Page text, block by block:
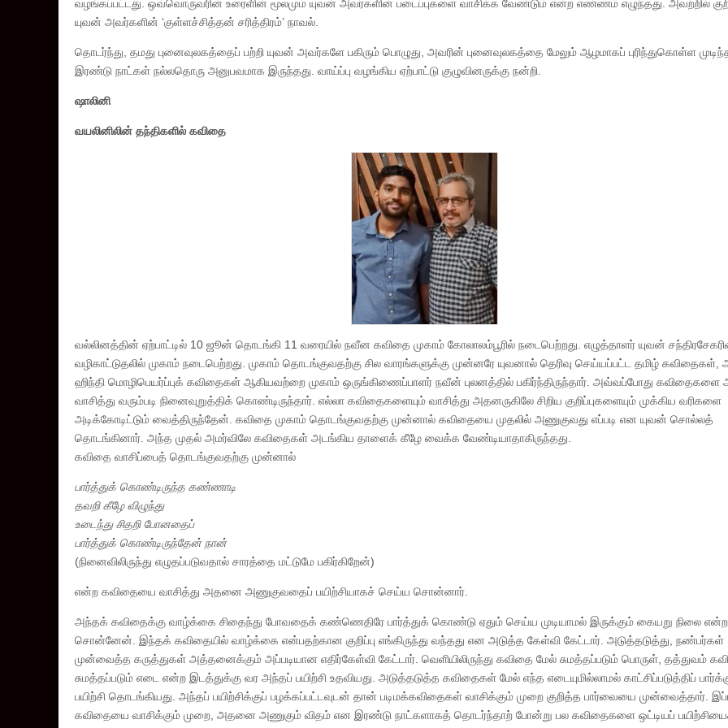
வழங்கப்பட்டது. ஒவ்வொருவரின் உரைளின் மூலமும் யுவன் அவர்களின் படைப்புகளை வாசிக்க வேண்டும் என்ற எண்ணம் எழுந்தது. அவற்றில்
யுவன் அவர்களின் ‘குள்ளச்சித்தன் சரித்திரம்’ நாவல்.
தொடர்ந்து, தமது புனைவுலகத்தைப் பற்றி யுவன் அவர்களே பகிரும் பொழுது, அவரின் புனைவுலகத்தை மேலும் ஆழமாகப் புரிந்துகொள்ள
இரண்டு நாட்கள் நல்லதொரு அனுபவமாக இருந்தது. வாய்ப்பு வழங்கிய ஏற்பாட்டு குழுவினருக்கு நன்றி.
ஷாலினி
வயலினிலின் தந்திகளில் கவிதை
வல்லினத்தின் ஏற்பாட்டில் 10 ஜூன் தொடங்கி 11 வரையில் நவீன கவிதை முகாம் கோலாலம்பூரில் நடைபெற்றது. எழுத்தாளர் யுவன்
வழிகாட்டுதலில் முகாம் நடைபெற்றது. முகாம் தொடங்குவதற்கு சில வாரங்களுக்கு முன்னரே யுவனால் தெரிவு செய்யப்பட்ட தமிழ் கவிதைகள்,
ஹிந்தி மொழிபெயர்ப்புக் கவிதைகள் ஆகியவற்றை முகாம் ஒருங்கிணைப்பாளர் நவீன் புலனத்தில் பகிர்ந்திருந்தார். அவ்வப்போது கவிதைகளை
வாசித்து வரும்படி நினைவுறுத்திக் கொண்டிருந்தார். எல்லா கவிதைகளையும் வாசித்து அதனருகிலே சிறிய குறிப்புகளையும் முக்கிய வரிகளை
அடிக்கோடிட்டும் வைத்திருந்தேன். கவிதை முகாம் தொடங்குவதற்கு முன்னால் கவிதையை முதலில் அணுகுவது எப்படி என யுவன் சொல்லத்
தொடங்கினார். அந்த முதல் அமர்விலே கவிதைகள் அடங்கிய தாளைக் கீழே வைக்க வேண்டியாதாகிருந்தது.
கவிதை வாசிப்பைத் தொடங்குவதற்கு முன்னால்
பார்த்துக் கொண்டிருந்த கண்ணாடி
தவறி கீழே விழுந்து
உடைந்து சிதறி போனதைப்
பார்த்துக் கொண்டிருந்தேன் நான்
(நினைவிலிருந்து எழுதப்படுவதால் சாரத்தை மட்டுமே பகிர்கிறேன்)
என்ற கவிதையை வாசித்து அதனை அணுகுவதைப் பயிற்சியாகச் செய்ய சொன்னார்.
அந்தக் கவிதைக்கு வாழ்க்கை சிதைந்து போவதைக் கண்ணெதிரே பார்த்துக் கொண்டு ஏதும் செய்ய முடியாமல் இருக்கும் கையறு நிலை
சொன்னேன். இந்தக் கவிதையில் வாழ்க்கை என்பதற்கான குறிப்பு எங்கிருந்து வந்தது என அடுத்த கேள்வி கேட்டார். அடுத்தடுத்து, நண்பர்கள்
முன்வைத்த கருத்துகள் அத்தனைக்கும் அப்படியான எதிர்கேள்வி கேட்டார். வெளியிலிருந்து கவிதை மேல் சுமத்தப்படும் பொருள், தத்துவம்
சுமத்தப்படும் எடை என்ற இடத்துக்கு வர அந்தப் பயிற்சி உதவியது. அடுத்தடுத்த கவிதைகள் மேல் எந்த எடையுமில்லாமல் காட்சிப்படுத்திப்
பயிற்சி தொடங்கியது. அந்தப் பயிற்சிக்குப் பழக்கப்பட்டவுடன் தான் படிமக்கவிதைகள் வாசிக்கும் முறை குறித்த பார்வையை முன்வைத்தார்.
கவிதையை வாசிக்கும் முறை, அதனை அணுகும் விதம் என இரண்டு நாட்களாகத் தொடர்ந்தாற் போன்று பல கவிதைகளை ஒட்டியப்